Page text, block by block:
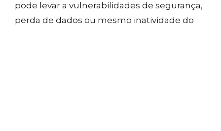
pode levar a vulnerabilidades de segurança,
perda de dados ou mesmo inatividade do